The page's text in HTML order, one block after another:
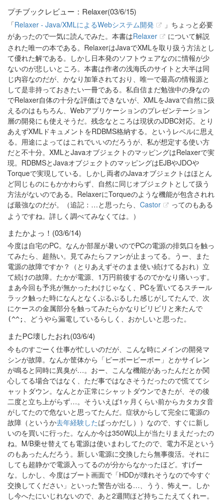
プチブックレビュー：Relaxer(03/6/15)
「Relaxer - Java/XMLによるWebシステム開発
」ちょっと必要
があったので一気に読んでみた。本書はRelaxer
について解説
された唯一の本である。RelaxerはJavaでXMLを取り扱う方法とし
て優れた解である。しかし日本発のソフトウェアなのに情報が少
ないのが悲しいところ。本書は作者の浅海氏のサイトと大半は同
じ内容なのだが、かなり加筆されており、唯一で最高の情報源と
して是非持っておきたい一冊である。私自信まだ勉強中の身なの
でRelaxer自体の十分な評価はできないが、XMLをJavaで自然に扱
えるのはもちろん、Webアプリケーションのプレゼンテーション
層の開発にも使えそうだ。残念なところは現状のJDBC対応。とり
あえずXMLドキュメントをRDBMS格納する。というレベルに思え
る。用途によってはこれでいいのだろうが、私が想定する使い方
だと不十分。XMLとJavaオブジェクトのマッピングはRelaxerで実
現。RDBMSとJavaオブジェクトのマッピングはEJBやJDOや
Torqueで実現している。しかし両者のJavaオブジェクトはほとん
ど同じものにもかかわらず、自然に同じオブジェクトとして扱う
方法がないのである。RelaxerにTorqueのような機能が包含されれ
ば最強なのだが。（追記：…と思ったら、 Castor
ってのもある
ようですね。詳しく調べてみなくては。）
またかよっ！(03/6/14)
今度は自宅のPC。なんか部屋が暑いのでPCの電源の排気口を触っ
てみたら、超熱い。見てみたらファンが止まってる。うー、また
電源の故障ですか？（とりあえずそのまま使い続けてるおれ）立
て続けの故障。たかが電源、1万円前後するのでかなり痛いっす。
まあ今回も予兆が無かったわけじゃなく、PCを置いてるスチール
ラック触った時になんとなくぷるぷるした感じがしてたんで、次
にケースの金属部分を触ってみたらかなりビリビリと来たんで
(^^;、どうやら漏電しているらしく、おかしいと思った。
またPC壊したおれ(03/6/4)
今ものすごーく仕事が忙しいのだが、こんな時にメインの開発マ
シンが故障。なんか筐体から「ピーポーピーポー」とかサイレン
が鳴ると同時に異臭が…。おー、こんな機能があったんだとか関
心してる場合ではなく、ただ事ではなさそうだったので慌ててシ
ャットダウン。なんとか正常にシャットダウンできたが、その後
二度と立ち上がらず…。そういえば1ヶ月くらい前からカタカタ音
がしてたので危ないと思ってたんだ。症状からして完全に電源の
故障（というか去年経験したばっかだし））なので、すぐに新し
いのを買いに行った。なんか今は350W以上が当たりまえだったの
ね。M/B乗せ替えても電源は使いまわしてたので、電力不足という
のもあったんだろう。新しい電源に交換したら無事復活。それに
しても超静かで電源入ってるのが分からなかったほど。すげー
な。しかし、今度はブート画面で「HDDが壊れそうなので今すぐ
交換してください」といった警告が出る…、うう、怖えー。しか
し今へたにいじれないので、あと2週間ほど持ちこたえてくれー。